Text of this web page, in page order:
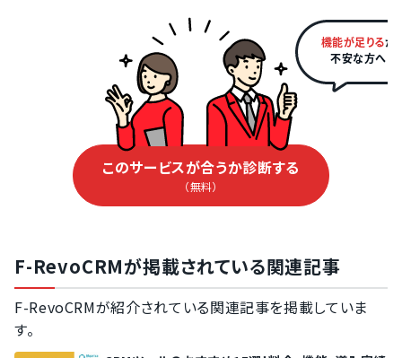
顧客情報の重複データ除外機能
リードのタグ設定
レポートのカスタマイズ設定
見込み顧客の管理機能
SFAオプション機能
企業情報の自動取得機能
MA基本機能
メールテンプレートの設定
メールフォーム作成
機能が足りるか
不安な方へ
このサービスが合うか診断する
（無料）
F-RevoCRMが掲載されている関連記事
F-RevoCRMが紹介されている関連記事を掲載していま
す。